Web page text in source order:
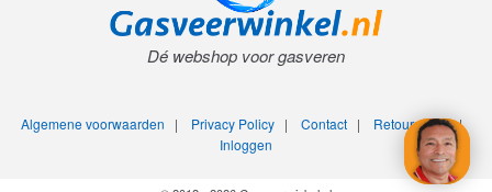
Dé webshop voor gasveren
Algemene voorwaarden | Privacy Policy| Contact| Retourneren|
Inloggen